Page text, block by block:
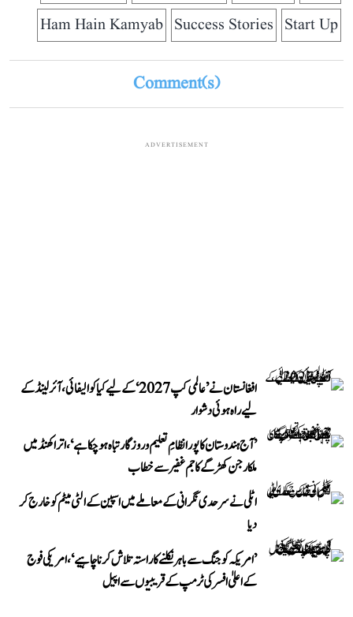
Start Up
Success Stories
Ham Hain Kamyab
Comment(s)
ADVERTISEMENT
افغانستان نے ’عالمی کپ 2027‘ کے لیے کیا کوالیفائی، آئرلینڈ کے
لیے راہ ہوئی دشوار
’آج ہندوستان کا پورا نظامِ تعلیم و روزگار تباہ ہو چکا ہے‘، اتراکھنڈ میں
ملکارجن کھڑگے کا جم غفیر سے خطاب
اٹلی نے سرحدی نگرانی کے معاملے میں اسپین کے الٹی میٹم کو خارج کر
دیا
’امریکہ کو جنگ سے باہر نکلنے کا راستہ تلاش کرنا چاہیے‘، امریکی فوج
کے اعلیٰ افسر کی ٹرمپ کے قریبیوں سے اپیل